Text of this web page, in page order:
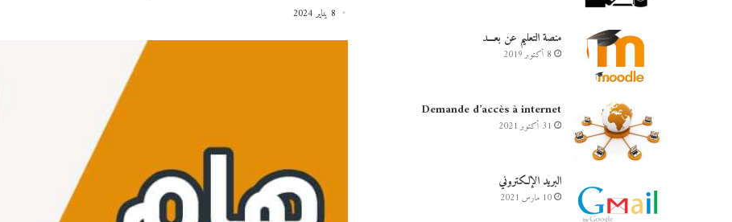
8 يناير 2024
منصة التعليم عن بعـــد
8 أكتوبر 2019
Demande d’accès à internet
31 أكتوبر 2021
البريد الإلكتروني
10 مارس 2021